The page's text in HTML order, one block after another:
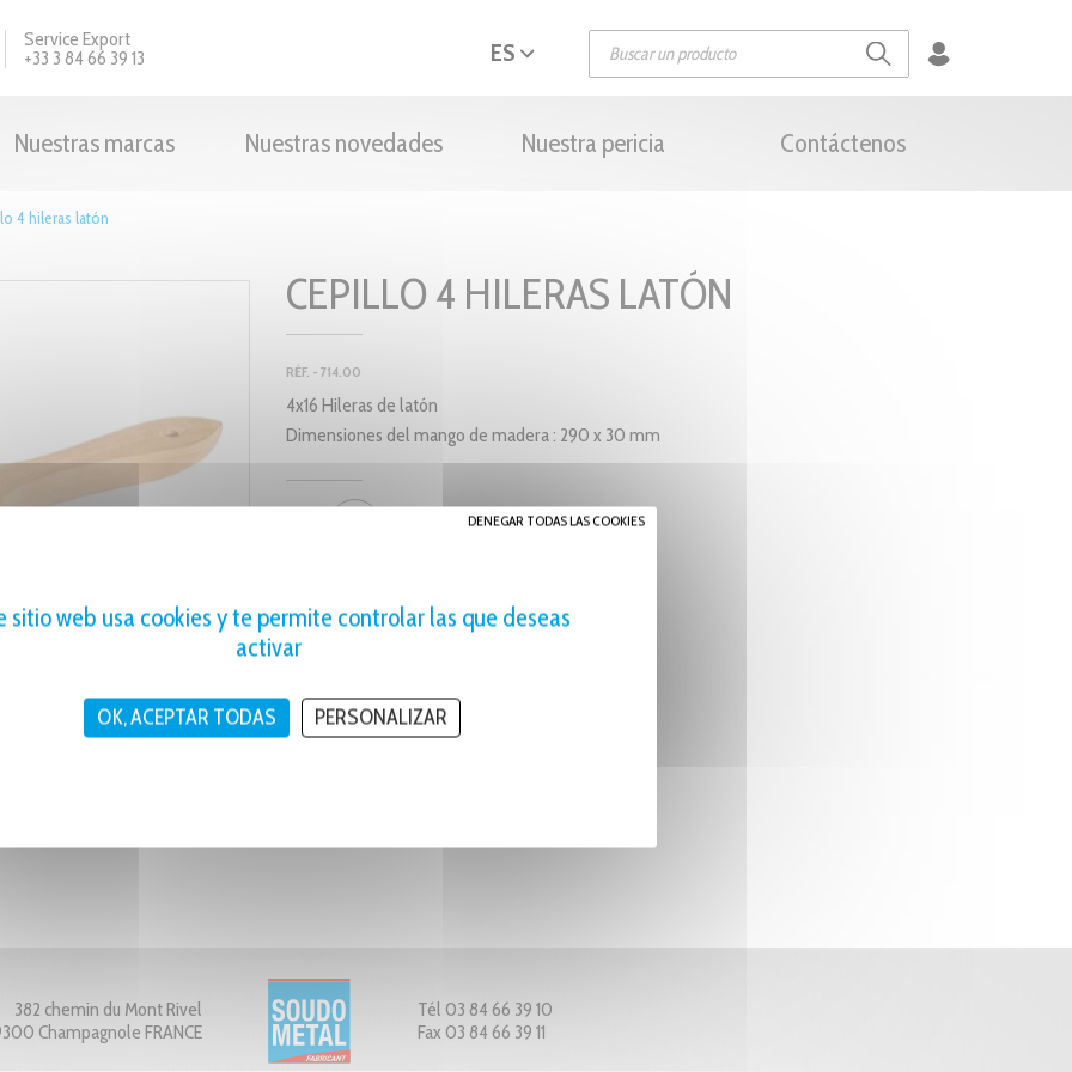
Service Export
+33 3 84 66 39 13
ES
Nuestras marcas Nuestras novedades Nuestra pericia Contáctenos
4 hileras latón
CEPILLO 4 HILERAS LATÓN
RÉF. - 714.00
4x16 Hileras de latón
Dimensiones del mango de madera : 290 x 30 mm
382 chemin du Mont Rivel
Champagnole FRANCE
Tél 03 84 66 39 10
Fax 03 84 66 39 11
sitio web usa cookies y te permite controlar las que deseas
activar
OK, ACEPTAR TODAS
DENEGAR TODAS LAS COOKIES
PERSONALIZAR